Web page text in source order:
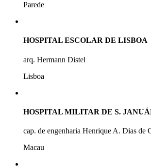
Parede
HOSPITAL ESCOLAR DE LISBOA
arq. Hermann Distel
Lisboa
HOSPITAL MILITAR DE S.
cap. de engenharia Henrique A. Dias
Macau